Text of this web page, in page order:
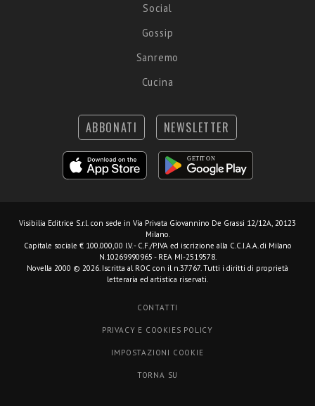
Social
Gossip
Sanremo
Cucina
ABBONATI NEWSLETTER
Visibilia Editrice S.r.l. con sede in Via Privata Giovannino De Grassi 12/12A, 20123
Milano.
Capitale sociale € 100.000,00 I.V. - C.F./P.IVA ed iscrizione alla C.C.I.A.A. di Milano
N.10269990965 - REA MI-2519578.
Novella 2000 © 2026. Iscritta al ROC con il n.37767. Tutti i diritti di proprietà
letteraria ed artistica riservati.
CONTATTI
PRIVACY E COOKIES POLICY
IMPOSTAZIONI COOKIE
TORNA SU